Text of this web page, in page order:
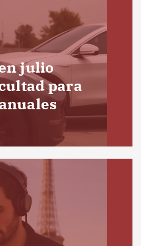
julio
para